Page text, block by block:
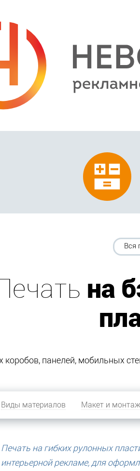
Вся
на
коробов, панелей, мобильных
Виды материалов Макет и монтаж
Печать на гибких рулонных
интерьерной рекламе, для